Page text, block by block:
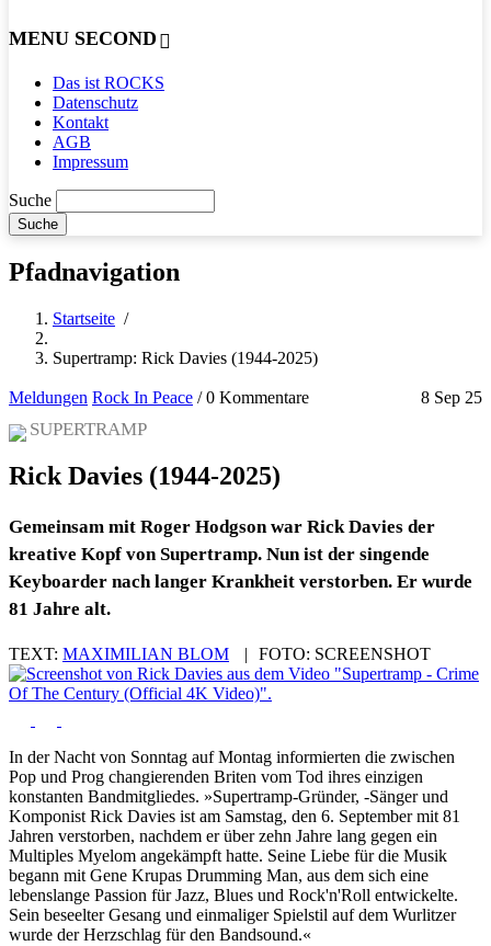
MENU SECOND
Das ist ROCKS
Datenschutz
Kontakt
AGB
Impressum
Suche
Pfadnavigation
Startseite /
Supertramp: Rick Davies (1944-2025)
Meldungen Rock In Peace 8 Sep 25
/0 Kommentare
SUPERTRAMP
Rick Davies (1944-2025)
Gemeinsam mit Roger Hodgson war Rick Davies der
kreative Kopf von Supertramp. Nun ist der singende
Keyboarder nach langer Krankheit verstorben. Er wurde
81 Jahre alt.
TEXT: MAXIMILIAN BLOM | FOTO: SCREENSHOT
In der Nacht von Sonntag auf Montag informierten die zwischen
Pop und Prog changierenden Briten vom Tod ihres einzigen
konstanten Bandmitgliedes. »Supertramp-Gründer, -Sänger und
Komponist Rick Davies ist am Samstag, den 6. September mit 81
Jahren verstorben, nachdem er über zehn Jahre lang gegen ein
Multiples Myelom angekämpft hatte. Seine Liebe für die Musik
begann mit Gene Krupas Drumming Man, aus dem sich eine
lebenslange Passion für Jazz, Blues und Rock'n'Roll entwickelte.
Sein beseelter Gesang und einmaliger Spielstil auf dem Wurlitzer
wurde der Herzschlag für den Bandsound.«